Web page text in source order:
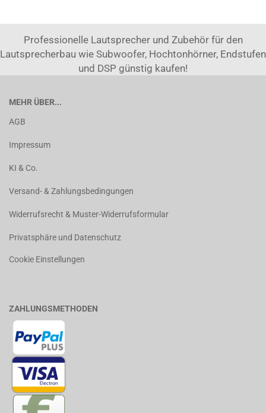
Professionelle Lautsprecher und Zubehör für den
Lautsprecherbau wie Subwoofer, Hochtonhörner, Endstufen
und DSP günstig kaufen!
MEHR ÜBER...
AGB
Impressum
KI & Co.
Versand- & Zahlungsbedingungen
Widerrufsrecht & Muster-Widerrufsformular
Privatsphäre und Datenschutz
Cookie Einstellungen
ZAHLUNGSMETHODEN